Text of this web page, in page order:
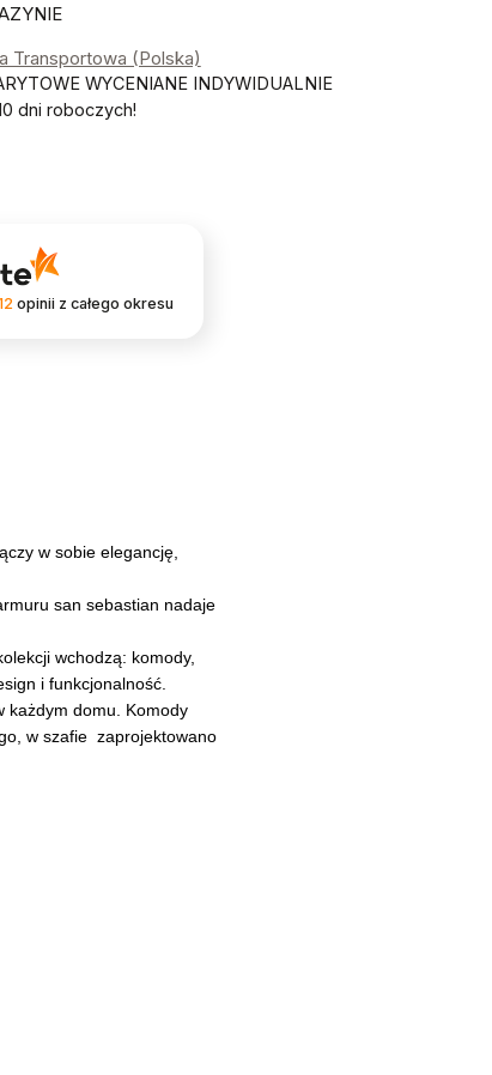
Transportowa (Polska)
WYCENIANE INDYWIDUALNIE
dni roboczych!
opinii z całego okresu
w sobie elegancję,
san sebastian nadaje
wchodzą: komody,
i funkcjonalność.
każdym domu. Komody
w szafie zaprojektowano